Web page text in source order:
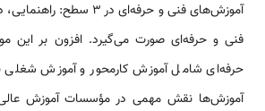
آموزش‌های فنی و حرفه‌ای در
فنی و حرفه‌ای صورت می‌گیرد. افزون بر این
حرفه‌ای شامل آموزش کار­محور و آموزش شغلی
آموزش‌ها نقش مهمی در مؤسسات آموزش